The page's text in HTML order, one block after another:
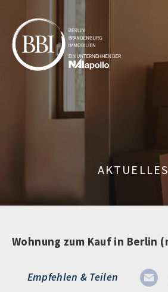
AKTUELLES
Empfehlen & Teilen